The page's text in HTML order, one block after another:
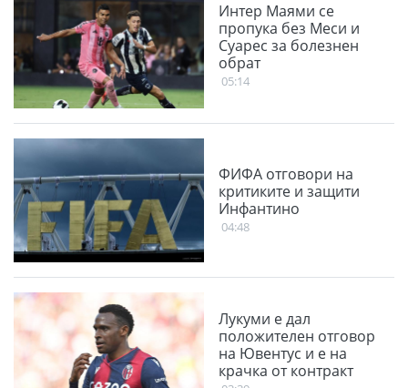
Интер Маями се
пропука без Меси и
Суарес за болезнен
обрат
05:14
ФИФА отговори на
критиките и защити
Инфантино
04:48
Лукуми е дал
положителен отговор
на Ювентус и е на
крачка от контракт